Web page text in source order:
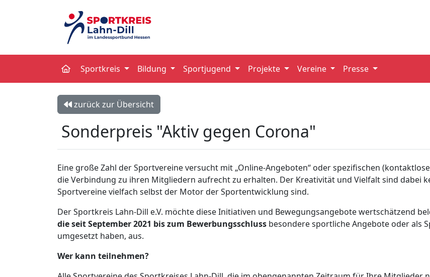
Sportkreis Bildung Sportjugend Projekte Vereine Presse
zurück zur Übersicht
Sonderpreis "Aktiv gegen Corona"
Eine große Zahl der Sportvereine versucht mit „Online-Angeboten“ oder spezifischen
die Verbindung zu ihren Mitgliedern aufrecht zu erhalten. Der Kreativität und Vielfalt sind dabei
Sportvereine vielfach selbst der Motor der Sportentwicklung sind.
Der Sportkreis Lahn-Dill e.V. möchte diese Initiativen und Bewegungsangebote wertschätzend
die seit September 2021 bis zum Bewerbungsschluss besondere sportliche Angebote oder als
umgesetzt haben, aus.
Wer kann teilnehmen?